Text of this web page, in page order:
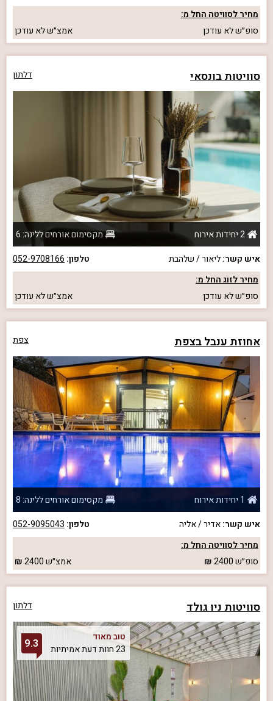
מחיר לסוויטה החל מ:
סופ״שלא עודכן אמצ״שלא עודכן
סוויטות בונסאי דלתון
2 יחידות אירוח
מקסימום אורחים ללינה: 6
איש קשר:ליאור / שלהבת טלפון: 052-9708166
מחיר לזוג החל מ:
סופ״שלא עודכן אמצ״שלא עודכן
אחוזת ענבל בצפת צפת
1 יחידות אירוח
מקסימום אורחים ללינה: 8
איש קשר:אדיר / אליה טלפון: 052-9095043
מחיר לסוויטה החל מ:
סופ״ש2400 אמצ״ש2400
סוויטות ניו גולד דלתון
טוב מאוד
23 חוות דעת אמיתיות
9.3